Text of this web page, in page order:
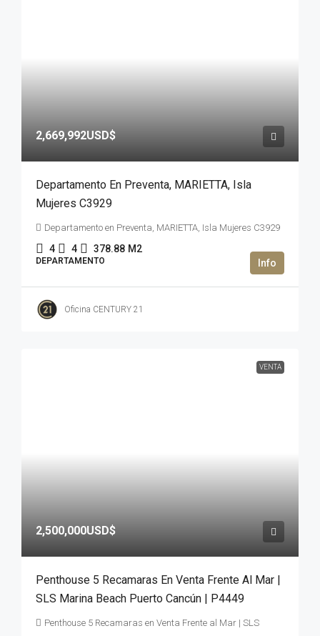
2,669,992USD$
Departamento En Preventa, MARIETTA, Isla
Mujeres C3929
Departamento en Preventa, MARIETTA, Isla Mujeres C3929
4 4 378.88 M2
DEPARTAMENTO
Oficina CENTURY 21
VENTA
2,500,000USD$
Penthouse 5 Recamaras En Venta Frente Al Mar |
SLS Marina Beach Puerto Cancún | P4449
Penthouse 5 Recamaras en Venta Frente al Mar | SLS